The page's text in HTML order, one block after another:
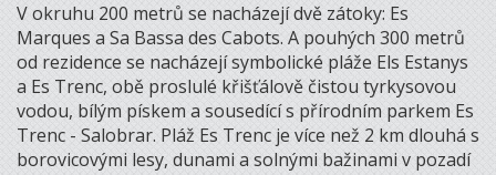
V okruhu 200 metrů se nacházejí dvě zátoky: Es
Marques a Sa Bassa des Cabots. A pouhých 300 metrů
od rezidence se nacházejí symbolické pláže Els Estanys
a Es Trenc, obě proslulé křišťálově čistou tyrkysovou
vodou, bílým pískem a sousedící s přírodním parkem Es
Trenc - Salobrar. Pláž Es Trenc je více než 2 km dlouhá s
borovicovými lesy, dunami a solnými bažinami v pozadí